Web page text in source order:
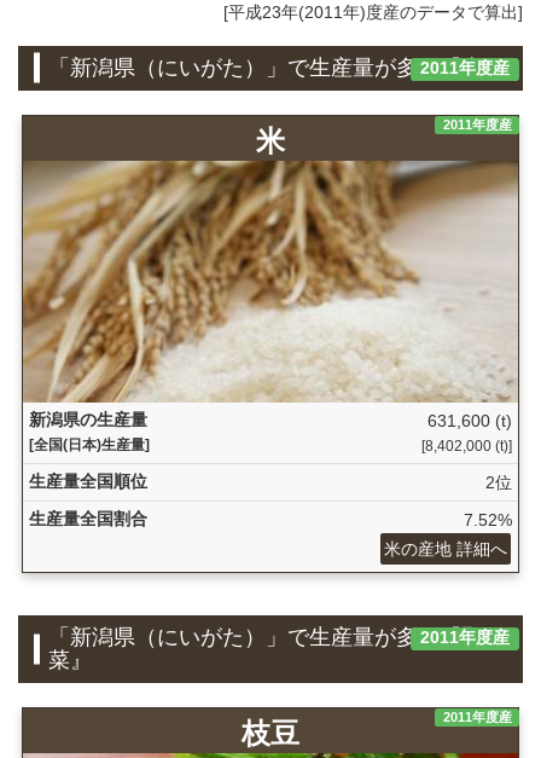
[平成23年(2011年)度産のデータで算出]
2011年度産
「新潟県（にいがた）」で生産量が多い『米』
2011年度産
米
新潟県の生産量
[全国(日本)生産量]
631,600 (t)
[8,402,000 (t)]
生産量全国順位
2位
生産量全国割合
7.52%
米の産地 詳細へ
2011年度産
「新潟県（にいがた）」で生産量が多い『野
菜』
2011年度産
枝豆